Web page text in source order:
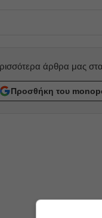
άρθρα μας
Προσθήκη του